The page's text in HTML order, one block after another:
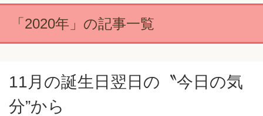
「2020年」の記事一覧
11月の誕生日翌日の〝今日の気
分”から